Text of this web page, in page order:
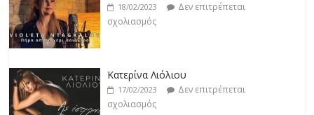
18/02/2023
Δεν επιτρέπεται
σχολιασμός
Κατερίνα Λιόλιου
17/02/2023
Δεν επιτρέπεται
σχολιασμός